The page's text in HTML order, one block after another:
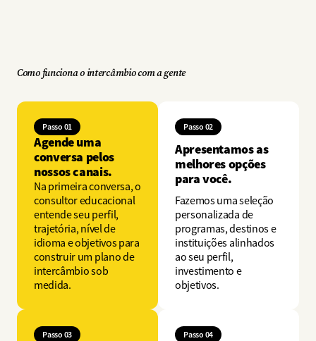
Como funciona o intercâmbio com a gente
Passo 01
Agende uma
conversa pelos
nossos canais.
Na primeira conversa, o
consultor educacional
entende seu perfil,
trajetória, nível de
idioma e objetivos para
construir um plano de
intercâmbio sob
medida.
Passo 02
Apresentamos as
melhores opções
para você.
Fazemos uma seleção
personalizada de
programas, destinos e
instituições alinhados
ao seu perfil,
investimento e
objetivos.
Passo 03 Passo 04